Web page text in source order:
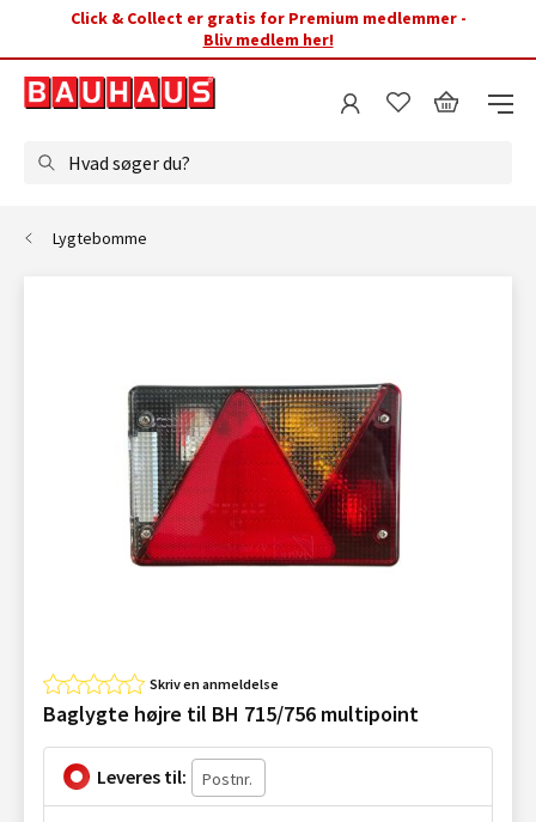
Click & Collect er gratis for Premium medlemmer -
Bliv medlem her!
Hvad søger du?
Lygtebomme
Skriv en anmeldelse
Baglygte højre til BH 715/756 multipoint
Leveres til: